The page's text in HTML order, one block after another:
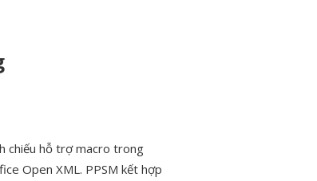
chiếu hỗ trợ macro trong
Open XML. PPSM kết hợp